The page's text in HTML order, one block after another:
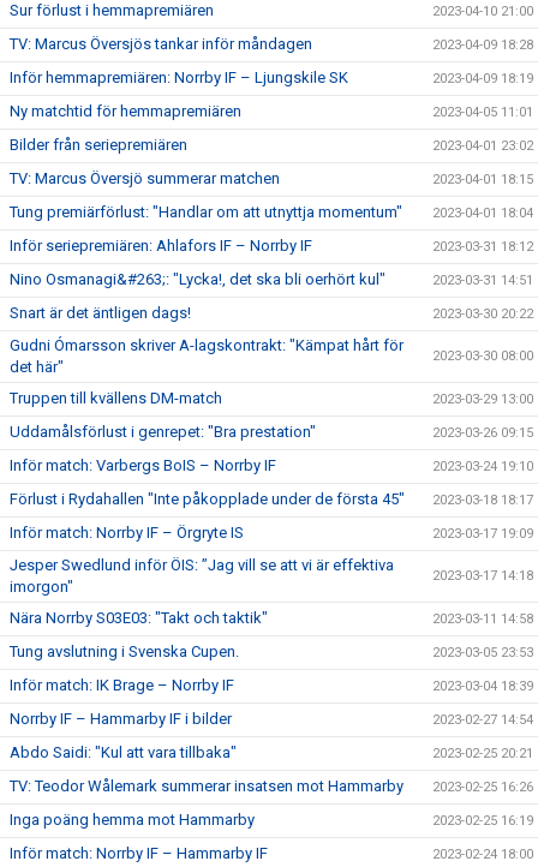
Sur förlust i hemmapremiären 2023-04-10 21:00
TV: Marcus Översjös tankar inför måndagen 2023-04-09 18:28
Inför hemmapremiären: Norrby IF – Ljungskile SK 2023-04-09 18:19
Ny matchtid för hemmapremiären 2023-04-05 11:01
Bilder från seriepremiären 2023-04-01 23:02
TV: Marcus Översjö summerar matchen 2023-04-01 18:15
Tung premiärförlust: "Handlar om att utnyttja momentum" 2023-04-01 18:04
Inför seriepremiären: Ahlafors IF – Norrby IF 2023-03-31 18:12
Nino Osmanagi&#263;: "Lycka!, det ska bli oerhört kul" 2023-03-31 14:51
Snart är det äntligen dags! 2023-03-30 20:22
Gudni Ómarsson skriver A-lagskontrakt: "Kämpat hårt för
det här"
2023-03-30 08:00
Truppen till kvällens DM-match 2023-03-29 13:00
Uddamålsförlust i genrepet: "Bra prestation" 2023-03-26 09:15
Inför match: Varbergs BoIS – Norrby IF 2023-03-24 19:10
Förlust i Rydahallen "Inte påkopplade under de första 45" 2023-03-18 18:17
Inför match: Norrby IF – Örgryte IS 2023-03-17 19:09
Jesper Swedlund inför ÖIS: ”Jag vill se att vi är effektiva
imorgon"
2023-03-17 14:18
Nära Norrby S03E03: "Takt och taktik" 2023-03-11 14:58
Tung avslutning i Svenska Cupen. 2023-03-05 23:53
Inför match: IK Brage – Norrby IF 2023-03-04 18:39
Norrby IF – Hammarby IF i bilder 2023-02-27 14:54
Abdo Saidi: "Kul att vara tillbaka" 2023-02-25 20:21
TV: Teodor Wålemark summerar insatsen mot Hammarby 2023-02-25 16:26
Inga poäng hemma mot Hammarby 2023-02-25 16:19
Inför match: Norrby IF – Hammarby IF 2023-02-24 18:00